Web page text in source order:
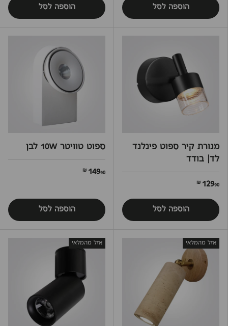
הוספה לסל הוספה לסל
מנורת קיר ספוט פינלנד
לד| בודד
12990 ₪
הוספה לסל
ספוט טוויטר 10W לבן
14990 ₪
הוספה לסל
אזל מהמלאי אזל מהמלאי